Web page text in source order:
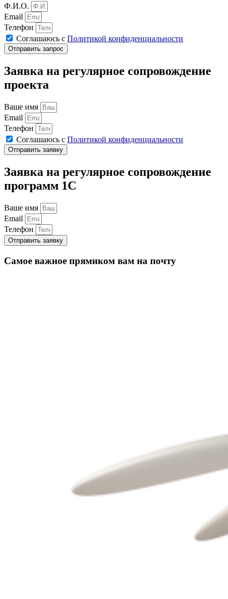
Ф.И.О.
Email
Телефон
Соглашаюсь с Политикой конфиденциальности
Отправить запрос
Заявка на регулярное сопровождение
проекта
Ваше имя
Email
Телефон
Соглашаюсь с Политикой конфиденциальности
Отправить заявку
Заявка на регулярное сопровождение
программ 1С
Ваше имя
Email
Телефон
Отправить заявку
Самое важное прямиком вам на почту